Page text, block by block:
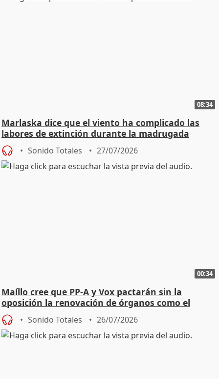
08:34
Marlaska dice que el viento ha complicado las
labores de extinción durante la madrugada
Sonido Totales 27/07/2026
00:34
Maíllo cree que PP-A y Vox pactarán sin la
oposición la renovación de órganos como el
Defensor
Sonido Totales 26/07/2026